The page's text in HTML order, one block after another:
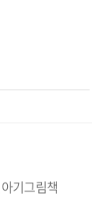
기그림책